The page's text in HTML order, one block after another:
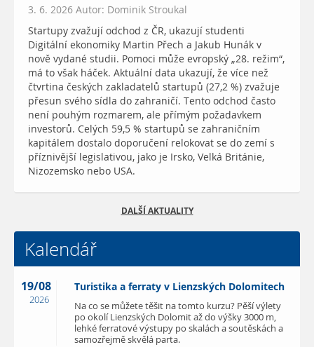
3. 6. 2026 Autor: Dominik Stroukal
Startupy zvažují odchod z ČR, ukazují studenti
Digitální ekonomiky Martin Přech a Jakub Hunák v
nově vydané studii. Pomoci může evropský „28. režim“,
má to však háček. Aktuální data ukazují, že více než
čtvrtina českých zakladatelů startupů (27,2 %) zvažuje
přesun svého sídla do zahraničí. Tento odchod často
není pouhým rozmarem, ale přímým požadavkem
investorů. Celých 59,5 % startupů se zahraničním
kapitálem dostalo doporučení relokovat se do zemí s
příznivější legislativou, jako je Irsko, Velká Británie,
Nizozemsko nebo USA.
DALŠÍ AKTUALITY
Kalendář
19/08
2026
Turistika a ferraty v Lienzských Dolomitech
Na co se můžete těšit na tomto kurzu? Pěší výlety
po okolí Lienzských Dolomit až do výšky 3000 m,
lehké ferratové výstupy po skalách a soutěskách a
samozřejmě skvělá parta.